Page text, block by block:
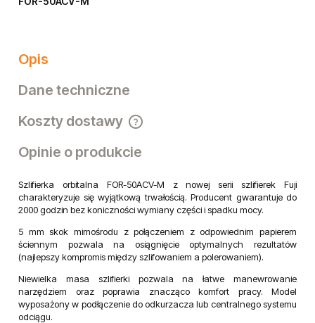
Opis
Dane techniczne
Koszty dostawy
Cena nie zawiera ewentualnych kosztów płatności
Opinie o produkcie
Szlifierka orbitalna FOR-50ACV-M z nowej serii szlifierek Fuji
charakteryzuje się wyjątkową trwałością. Producent gwarantuje do
2000 godzin bez koniczności wymiany części i spadku mocy.
5 mm skok mimośrodu z połączeniem z odpowiednim papierem
ściennym pozwala na osiągnięcie optymalnych rezultatów
(najlepszy kompromis między szlifowaniem a polerowaniem).
Niewielka masa szlifierki pozwala na łatwe manewrowanie
narzędziem oraz poprawia znacząco komfort pracy. Model
wyposażony w podłączenie do odkurzacza lub centralnego systemu
odciągu.